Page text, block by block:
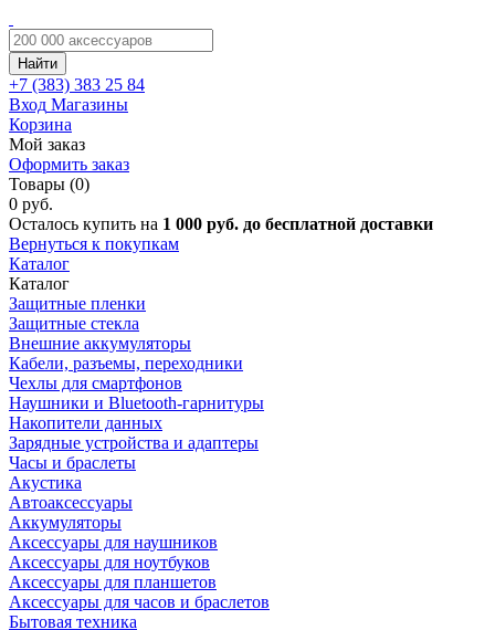
Найти
+7 (383) 383 25 84
Вход Магазины
Корзина
Мой заказ
Оформить заказ
Товары (0)
0 руб.
Осталось купить на 1 000 руб. до бесплатной доставки
Вернуться к покупкам
Каталог
Каталог
Защитные пленки
Защитные стекла
Внешние аккумуляторы
Кабели, разъемы, переходники
Чехлы для смартфонов
Наушники и Bluetooth-гарнитуры
Накопители данных
Зарядные устройства и адаптеры
Часы и браслеты
Акустика
Автоаксессуары
Аккумуляторы
Аксессуары для наушников
Аксессуары для ноутбуков
Аксессуары для планшетов
Аксессуары для часов и браслетов
Бытовая техника